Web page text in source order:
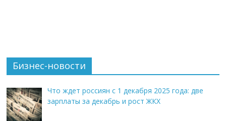
Бизнес-новости
Что ждет россиян с 1 декабря 2025 года: две
зарплаты за декабрь и рост ЖКХ